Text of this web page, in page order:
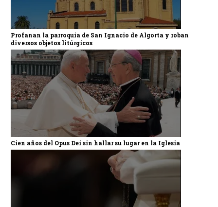
Profanan la parroquia de San Ignacio de Algorta y roban
diversos objetos litúrgicos
Cien años del Opus Dei sin hallar su lugar en la Iglesia